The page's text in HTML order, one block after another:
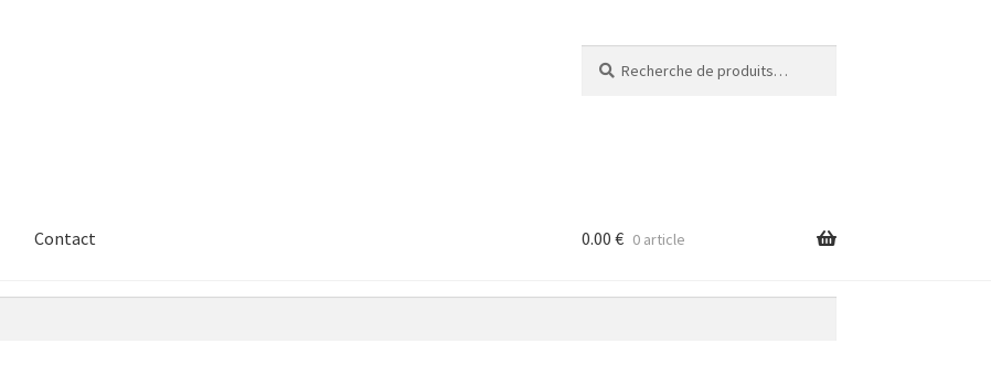
pour :
Contact 0.00 € 0 article